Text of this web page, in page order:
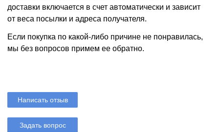
доставки включается в счет автоматически и зависит
от веса посылки и адреса получателя.
Если покупка по какой-либо причине не понравилась,
мы без вопросов примем ее обратно.
Написать отзыв
Задать вопрос